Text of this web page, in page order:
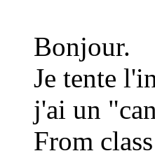
Bonjour.
Je tente
j'ai un
From